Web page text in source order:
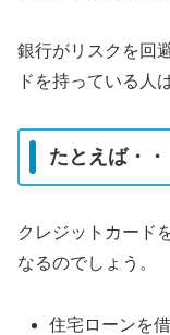
銀行がリスクを回
ドを持っている人
たとえば・・
クレジットカード
なるのでしょう。
住宅ローンを